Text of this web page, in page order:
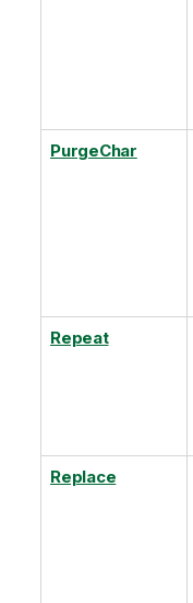
PurgeChar
Repeat
Replace